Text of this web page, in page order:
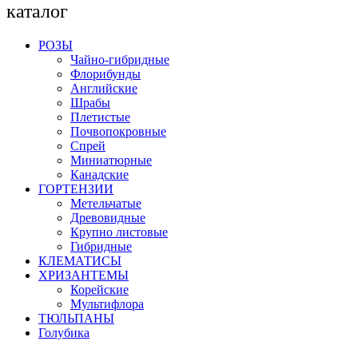
каталог
РОЗЫ
Чайно-гибридные
Флорибунды
Английские
Шрабы
Плетистые
Почвопокровные
Спрей
Миниатюрные
Канадские
ГОРТЕНЗИИ
Метельчатые
Древовидные
Крупно листовые
Гибридные
КЛЕМАТИСЫ
ХРИЗАНТЕМЫ
Корейские
Мультифлора
ТЮЛЬПАНЫ
Голубика